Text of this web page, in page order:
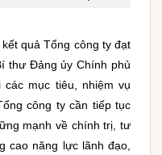
quả Tổng công ty đạt
thư Đảng ủy Chính phủ
mục tiêu, nhiệm vụ
công ty cần tiếp tục
mạnh về chính trị, tư
cao năng lực lãnh đạo,